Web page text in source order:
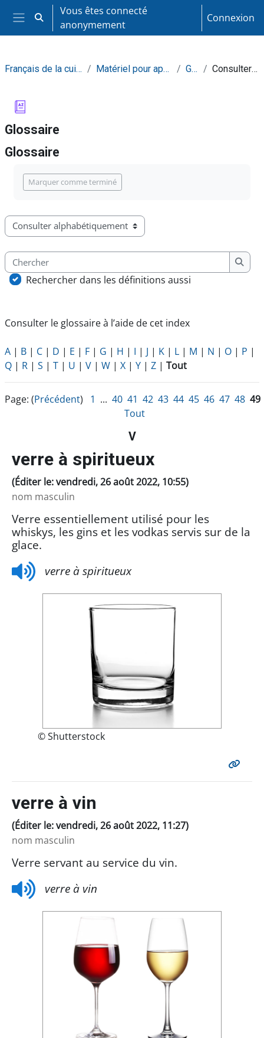
Passer au contenu principal
Panneau latéral
Activer/désactiver la saisie de recherche
Vous êtes connecté
anonymement
Connexion
Français de la cuisine et de la restauration Matériel pour apprendre de façon autonome Glossaire Consulter alphabétiquement
Glossaire
Glossaire
Conditions d’achèvement
Marquer comme terminé
Consulter le glossaire à l’aide de cet index
Chercher
Rechercher dans les définitions aussi
Consulter le glossaire à l’aide de cet index
A | B | C | D | E | F | G | H | I | J | K | L | M | N | O | P |
Q | R | S | T | U | V | W | X | Y | Z | Tout
Page: (Précédent) 1 ... 40 41 42 43 44 45 46 47 48 49
Tout
V
verre à spiritueux
(Éditer le: vendredi, 26 août 2022, 10:55)
nom masculin
Verre essentiellement utilisé pour les
whiskys, les gins et les vodkas servis sur de la
glace.
verre à spiritueux
© Shutterstock
verre à vin
(Éditer le: vendredi, 26 août 2022, 11:27)
nom masculin
Verre servant au service du vin.
verre à vin